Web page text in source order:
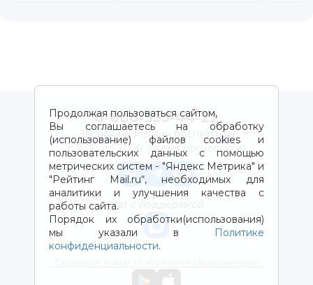
Продолжая пользоваться сайтом,
Вы соглашаетесь на обработку
(использование) файлов cookies и
пользовательских данных с помощью
метрических систем - "Яндекс Метрика" и
"Рейтинг Mail.ru“, необходимых для
аналитики и улучшения качества с
работы сайта.
Порядок их обработки(использования)
мы указали в
Политике
конфиденциальности.
8-800-333-44-22
Звонок по России бесплатный
с 9:00 до 21:00 (время московское)
Чат с поддержкой